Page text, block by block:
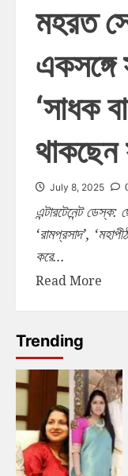
মহরত
একসঙ্গে
‘সাধক
থাকছেন
July 8, 2025
এন্টারটেনেন্ট ডেস্ক:
‘রামপ্রসাদ’,
করে...
Read More
Trending